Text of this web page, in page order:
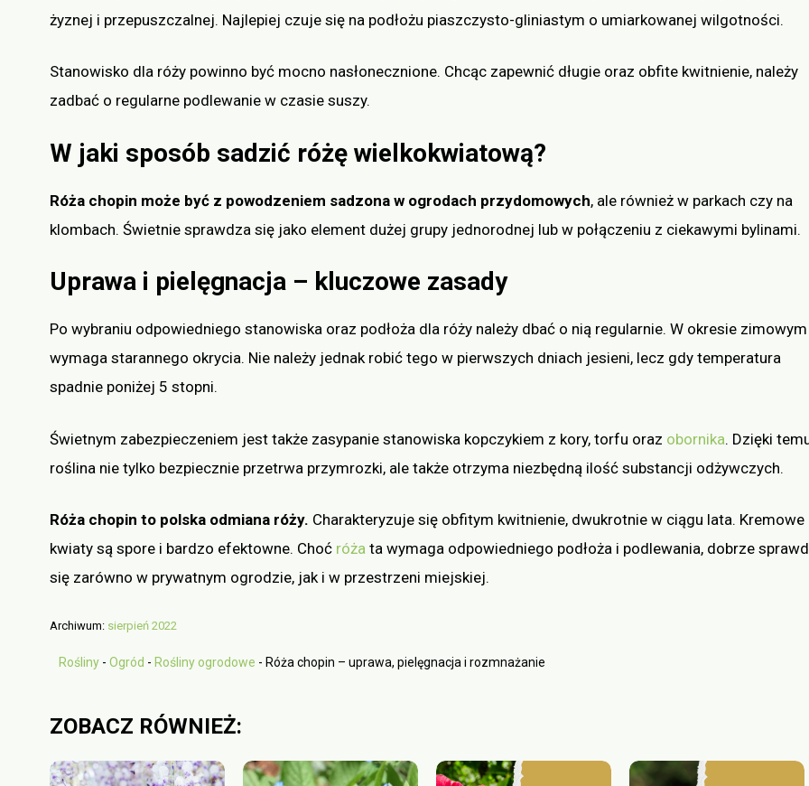
żyznej i przepuszczalnej. Najlepiej czuje się na podłożu piaszczysto-gliniastym o umiarkowanej wilgotności.
Stanowisko dla róży powinno być mocno nasłonecznione. Chcąc zapewnić długie oraz obfite kwitnienie, należy
zadbać o regularne podlewanie w czasie suszy.
W jaki sposób sadzić różę wielkokwiatową?
Róża chopin może być z powodzeniem sadzona w ogrodach przydomowych, ale również w parkach czy na
klombach. Świetnie sprawdza się jako element dużej grupy jednorodnej lub w połączeniu z ciekawymi bylinami.
Uprawa i pielęgnacja – kluczowe zasady
Po wybraniu odpowiedniego stanowiska oraz podłoża dla róży należy dbać o nią regularnie. W okresie zimowym
wymaga starannego okrycia. Nie należy jednak robić tego w pierwszych dniach jesieni, lecz gdy temperatura
spadnie poniżej 5 stopni.
Świetnym zabezpieczeniem jest także zasypanie stanowiska kopczykiem z kory, torfu oraz obornika. Dzięki
roślina nie tylko bezpiecznie przetrwa przymrozki, ale także otrzyma niezbędną ilość substancji odżywczych.
Róża chopin to polska odmiana róży. Charakteryzuje się obfitym kwitnienie, dwukrotnie w ciągu lata. Kremowe
kwiaty są spore i bardzo efektowne. Choć róża ta wymaga odpowiedniego podłoża i podlewania, dobrze
się zarówno w prywatnym ogrodzie, jak i w przestrzeni miejskiej.
Archiwum: sierpień 2022
Rośliny - Ogród - Rośliny ogrodowe - Róża chopin – uprawa, pielęgnacja i rozmnażanie
ZOBACZ RÓWNIEŻ: